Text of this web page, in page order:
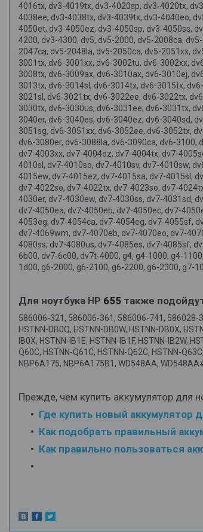
4016tx, dv3-4019tx, dv3-4020sp, dv3-4020tx,
4038ee, dv3-4038tx, dv3-4039tx, dv3-4040eo,
4050et, dv3-4050ez, dv3-4050sp, dv3-4050ss,
4200, dv3-4300, dv5, dv5-2000, dv5-2008ca,
2047ca, dv5-2048la, dv5-2050ca, dv5-2051xx,
3001tx, dv6-3001xx, dv6-3002tu, dv6-3002xx,
3008tx, dv6-3009ax, dv6-3010ax, dv6-3010ej,
3013tx, dv6-3014sl, dv6-3014tx, dv6-3015tx,
3021sl, dv6-3021tx, dv6-3022ee, dv6-3022tx,
3030tx, dv6-3030us, dv6-3031ee, dv6-3031tx,
3040er, dv6-3040es, dv6-3040ez, dv6-3040sd,
3051sg, dv6-3051xx, dv6-3052ee, dv6-3052tx,
dv6-3080er, dv6-3088la, dv6-3090ca, dv6-
dv7-4003xx, dv7-4004ez, dv7-4004tx, dv7-
4010sl, dv7-4010so, dv7-4010sv, dv7-4010sw,
4015ew, dv7-4015ez, dv7-4015sa, dv7-4015sl,
dv7-4022so, dv7-4022tx, dv7-4023so, dv7-
4030er, dv7-4030ew, dv7-4030ss, dv7-4031sd,
dv7-4050ea, dv7-4050eb, dv7-4050ec, dv7-
4053eg, dv7-4054ca, dv7-4054eg, dv7-4055sf,
dv7-4069wm, dv7-4070eb, dv7-4070eo, dv7-
4080ss, dv7-4080us, dv7-4085es, dv7-4085sf,
6b00, dv7-6c00, dv7t-4000, g4, g4-1000, g4-
1d00, g6-2000, g6-2100, g6-2200, g6-2300, g7-
Для ноутбука HP 655 также
586006-321, 586006-361, 586006-741, 586028-
HSTNN-DB0Q, HSTNN-DB0W, HSTNN-DB0X,
IB0X, HSTNN-IB1E, HSTNN-IB1F, HSTNN-IB2W,
Q60C, HSTNN-Q61C, HSTNN-Q62C, HSTNN-
NBP6A175, NBP6A175B1, WD548AA,
Прежде, чем купить аккумулятор для
Где купить новый аккумулятор
Как подобрать правильный
Как правильно пользоваться